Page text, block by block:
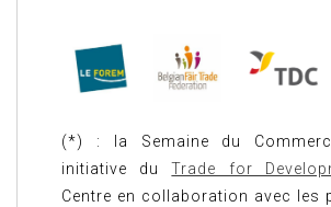
(*) : la Semaine du
initiative duTrade for
Centre en collaboration avec les